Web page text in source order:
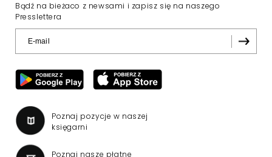
Bądź na bieżaco z newsami i zapisz się na naszego
Presslettera
Poznaj pozycje w naszej
księgarni
Poznaj nasze płatne